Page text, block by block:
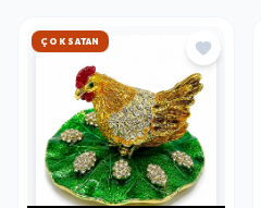
ÇOK SATAN